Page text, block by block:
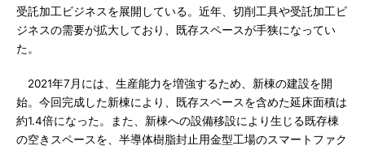
受託加工ビジネスを展開している。近年、切削工具や受託加工ビ
ジネスの需要が拡大しており、既存スペースが手狭になってい
た。
2021年7月には、生産能力を増強するため、新棟の建設を開
始。今回完成した新棟により、既存スペースを含めた延床面積は
約1.4倍になった。また、新棟への設備移設により生じる既存棟
の空きスペースを、半導体樹脂封止用金型工場のスマートファク